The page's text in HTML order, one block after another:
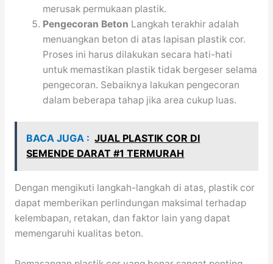
merusak permukaan plastik.
Pengecoran Beton Langkah terakhir adalah
menuangkan beton di atas lapisan plastik cor.
Proses ini harus dilakukan secara hati-hati
untuk memastikan plastik tidak bergeser selama
pengecoran. Sebaiknya lakukan pengecoran
dalam beberapa tahap jika area cukup luas.
BACA JUGA : JUAL PLASTIK COR DI
SEMENDE DARAT #1 TERMURAH
Dengan mengikuti langkah-langkah di atas, plastik cor
dapat memberikan perlindungan maksimal terhadap
kelembapan, retakan, dan faktor lain yang dapat
memengaruhi kualitas beton.